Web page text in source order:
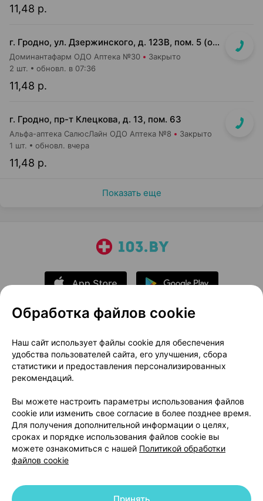
11,48 р.
г. Гродно, ул. Дзержинского, д. 123В, пом. 5 (одноэтажное серое здание, вход возле м-на Мила)
Доминантафарм ОДО Аптека №30 Закрыто
11,48 р.
2 шт. обновл. в 07:36
г. Гродно, пр-т Клецкова, д. 13, пом. 63
Альфа-аптека СалюсЛайн ОДО Аптека №8 Закрыто
11,48 р.
1 шт. обновл. вчера
Показать еще
О проекте
Новости проекта
Размещение рекламы
Медицинский маркетинг
Публичный договор
Доставка
Способы оплаты
Вакансии
Партнеры
Написать руководителю 103.by
Написать в поддержку
Персональные настройки Cookie
Обработка файлов cookie
Наш сайт использует файлы cookie для обеспечения
удобства пользователей сайта, его улучшения, сбора
статистики и предоставления персонализированных
рекомендаций.
Вы можете настроить параметры использования файлов
cookie или изменить свое согласие в более позднее время.
Для получения дополнительной информации о целях,
сроках и порядке использования файлов cookie вы
можете ознакомиться с нашей Политикой обработки
файлов cookie